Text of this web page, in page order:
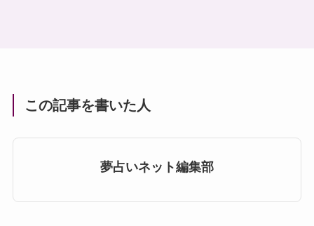
この記事を書いた人
夢占いネット編集部